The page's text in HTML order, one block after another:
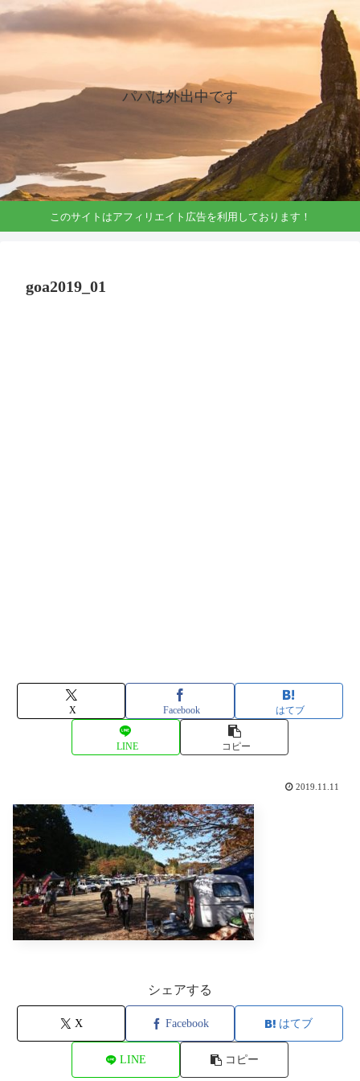
パパは外出中です
このサイトはアフィリエイト広告を利用しております！
goa2019_01
X Facebook はてブ
LINE コピー
2019.11.11
シェアする
X Facebook はてブ
LINE コピー